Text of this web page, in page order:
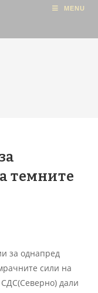
MENU
темните
за однапред
сили на
дали